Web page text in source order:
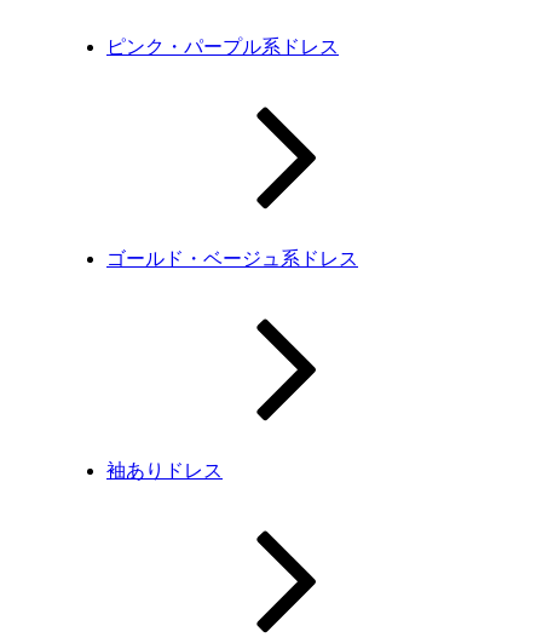
ピンク・パープル系ドレス
ゴールド・ベージュ系ドレス
袖ありドレス